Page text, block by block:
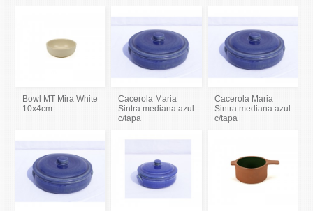
Bowl MT Mira White
10x4cm
Cacerola Maria
Sintra mediana azul
c/tapa
Cacerola Maria
Sintra mediana azul
c/tapa